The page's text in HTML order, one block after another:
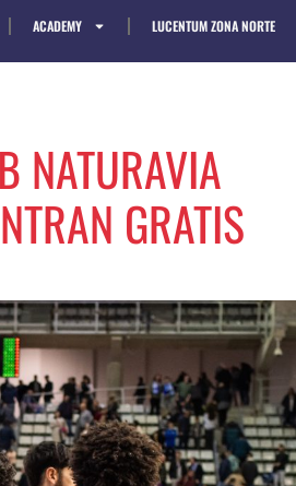
ACADEMY LUCENTUM ZONA NORTE
NATURAVIA
GRATIS